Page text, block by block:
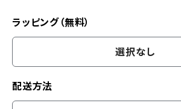
ラッピング（無料）
選択なし
配送方法